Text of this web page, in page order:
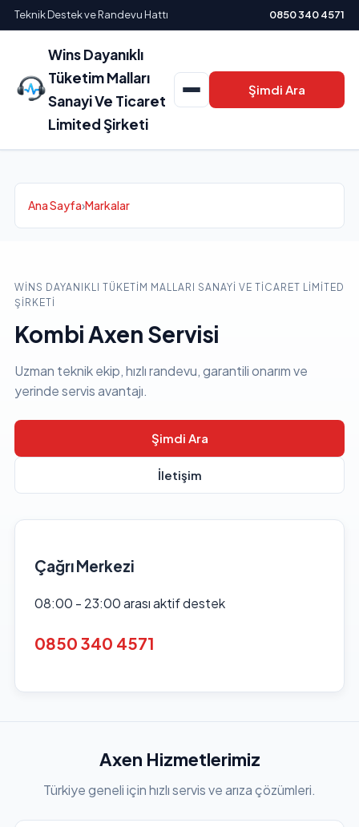
Teknik Destek ve Randevu Hattı 0850 340 4571
Wins Dayanıklı
Tüketim Malları
Sanayi Ve Ticaret
Limited Şirketi
Şimdi Ara
Ana Sayfa›Markalar
WINS DAYANIKLI TÜKETIM MALLARI SANAYI VE TICARET LIMITED
ŞIRKETI
Kombi Axen Servisi
Uzman teknik ekip, hızlı randevu, garantili onarım ve
yerinde servis avantajı.
Şimdi Ara
İletişim
Çağrı Merkezi
08:00 - 23:00 arası aktif destek
0850 340 4571
Axen Hizmetlerimiz
Türkiye geneli için hızlı servis ve arıza çözümleri.